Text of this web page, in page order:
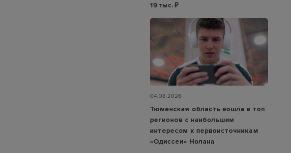
19 тыс. ₽
04.08.2026
Тюменская область вошла в топ
регионов с наибольшим
интересом к первоисточникам
«Одиссеи» Нолана